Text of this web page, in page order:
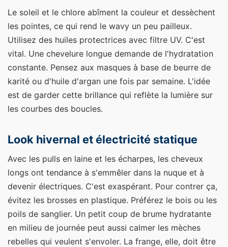
Le soleil et le chlore abîment la couleur et dessèchent
les pointes, ce qui rend le wavy un peu pailleux.
Utilisez des huiles protectrices avec filtre UV. C'est
vital. Une chevelure longue demande de l'hydratation
constante. Pensez aux masques à base de beurre de
karité ou d'huile d'argan une fois par semaine. L'idée
est de garder cette brillance qui reflète la lumière sur
les courbes des boucles.
Look hivernal et électricité statique
Avec les pulls en laine et les écharpes, les cheveux
longs ont tendance à s'emmêler dans la nuque et à
devenir électriques. C'est exaspérant. Pour contrer ça,
évitez les brosses en plastique. Préférez le bois ou les
poils de sanglier. Un petit coup de brume hydratante
en milieu de journée peut aussi calmer les mèches
rebelles qui veulent s'envoler. La frange, elle, doit être